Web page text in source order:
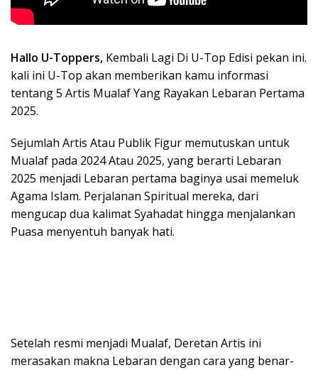
Hallo U-Toppers, Kembali Lagi Di U-Top Edisi pekan ini.
kali ini U-Top akan memberikan kamu informasi
tentang 5 Artis Mualaf Yang Rayakan Lebaran Pertama
2025.
Sejumlah Artis Atau Publik Figur memutuskan untuk
Mualaf pada 2024 Atau 2025, yang berarti Lebaran
2025 menjadi Lebaran pertama baginya usai memeluk
Agama Islam. Perjalanan Spiritual mereka, dari
mengucap dua kalimat Syahadat hingga menjalankan
Puasa menyentuh banyak hati.
Setelah resmi menjadi Mualaf, Deretan Artis ini
merasakan makna Lebaran dengan cara yang benar-